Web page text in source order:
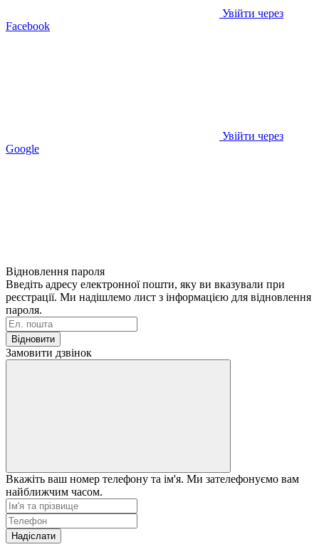
Увійти через
Facebook
Увійти через
Google
Відновлення пароля
Введіть адресу електронної пошти, яку ви вказували при
реєстрації. Ми надішлемо лист з інформацією для відновлення
пароля.
Відновити
Замовити дзвінок
Вкажіть ваш номер телефону та ім'я. Ми зателефонуємо вам
найближчим часом.
Надіслати